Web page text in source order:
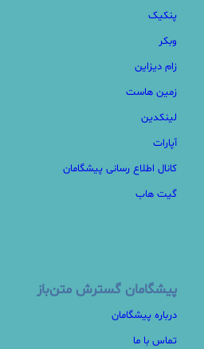
پنکیک
وبکر
زام دیزاین
زمین هاست
لینکدین
آپارات
کانال اطلاع رسانی پیشگامان
گیت هاب
پیشگامان گسترش متن‌باز
درباره پیشگامان
تماس با ما